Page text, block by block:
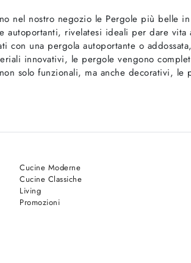
nel nostro negozio le Pergole più belle
autoportanti, rivelatesi ideali per dare
una pergola autoportante o
innovativi, le pergole vengono
solo funzionali, ma anche decorativi, le
Cucine Moderne
Cucine Classiche
Living
Promozioni